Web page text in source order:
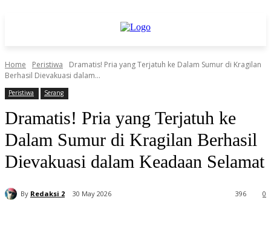
Home Peristiwa
Dramatis! Pria yang Terjatuh ke Dalam Sumur di Kragilan
Berhasil Dievakuasi dalam...
Peristiwa Serang
Dramatis! Pria yang Terjatuh ke
Dalam Sumur di Kragilan Berhasil
Dievakuasi dalam Keadaan Selamat
By Redaksi 2 30 May 2026 0
396